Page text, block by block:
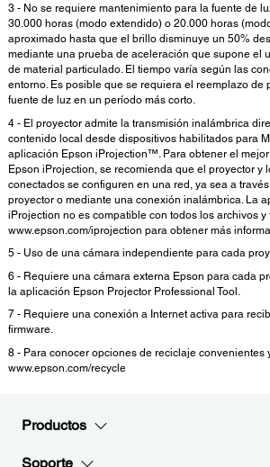
3 - No se requiere mantenimiento para la fuente de
30.000 horas (modo extendido) o 20.000 horas
aproximado hasta que el brillo disminuye un 50%
mediante una prueba de aceleración que supone el
de material particulado. El tiempo varía según las
entorno. Es posible que se requiera el reemplazo de
fuente de luz en un período más corto.
4 - El proyector admite la transmisión inalámbrica
contenido local desde dispositivos habilitados para
aplicación Epson iProjection™. Para obtener el
Epson iProjection, se recomienda que el proyector y
conectados se configuren en una red, ya sea a
proyector o mediante una conexión inalámbrica. La
iProjection no es compatible con todos los archivos y
www.epson.com/iprojection para obtener más
5 - Uso de una cámara independiente para cada
6 - Requiere una cámara externa Epson para cada
la aplicación Epson Projector Professional Tool.
7 - Requiere una conexión a Internet activa para
firmware.
8 - Para conocer opciones de reciclaje convenientes
www.epson.com/recycle
Productos
Soporte